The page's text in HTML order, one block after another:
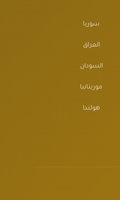
سوريا
العراق
السودان
موريتانيا
هولندا